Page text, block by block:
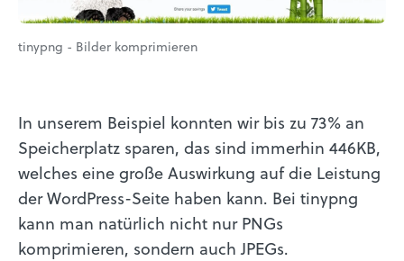
tinypng - Bilder komprimieren
In unserem Beispiel konnten wir bis zu 73% an
Speicherplatz sparen, das sind immerhin 446KB,
welches eine große Auswirkung auf die Leistung
der WordPress-Seite haben kann. Bei tinypng
kann man natürlich nicht nur PNGs
komprimieren, sondern auch JPEGs.